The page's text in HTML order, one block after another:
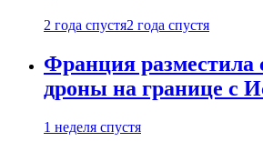
2 года спустя2 года спустя
Франция разместила
дроны на границе с
1 неделя спустя